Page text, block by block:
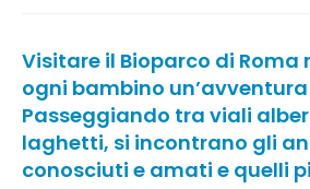
Visitare il Bioparco di Roma
ogni bambino
Passeggiando tra viali
laghetti, si incontrano gli
conosciuti e amati e quelli